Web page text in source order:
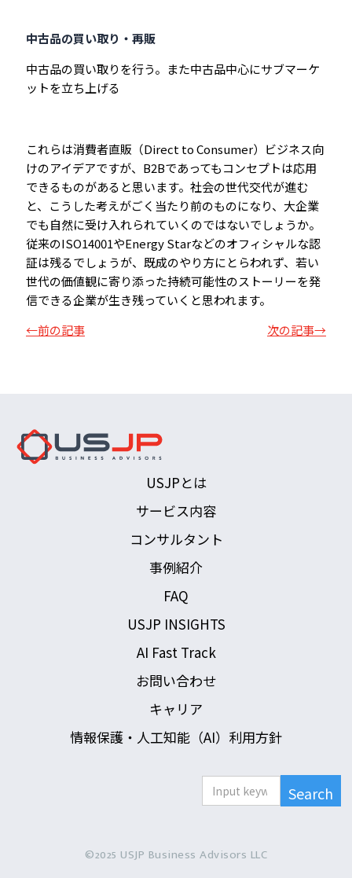
中古品の買い取り・再販
中古品の買い取りを行う。また中古品中心にサブマーケ
ットを立ち上げる
これらは消費者直販（Direct to Consumer）ビジネス向
けのアイデアですが、B2Bであってもコンセプトは応用
できるものがあると思います。社会の世代交代が進む
と、こうした考えがごく当たり前のものになり、大企業
でも自然に受け入れられていくのではないでしょうか。
従来のISO14001やEnergy Starなどのオフィシャルな認
証は残るでしょうが、既成のやり方にとらわれず、若い
世代の価値観に寄り添った持続可能性のストーリーを発
信できる企業が生き残っていくと思われます。
←前の記事
次の記事→
USJPとは
サービス内容
コンサルタント
事例紹介
FAQ
USJP INSIGHTS
AI Fast Track
お問い合わせ
キャリア
情報保護・人工知能（AI）利用方針
©2025 USJP Business Advisors LLC